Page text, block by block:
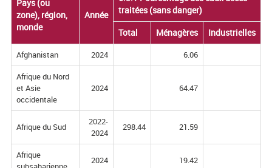
Pays (ou
zone), région,
monde
Année
traitées (sans danger)
Total
Ménagères Industrielles
Pays (ou
zone), région,
monde
Année
traitées (sans danger)
Total
Ménagères Industrielles
Afghanistan 2024
6.06
Afrique du Nord
et Asie
occidentale
2024 64.47
Afrique du Sud
2022-
2024
298.44 21.59
Afrique
2024 19.42